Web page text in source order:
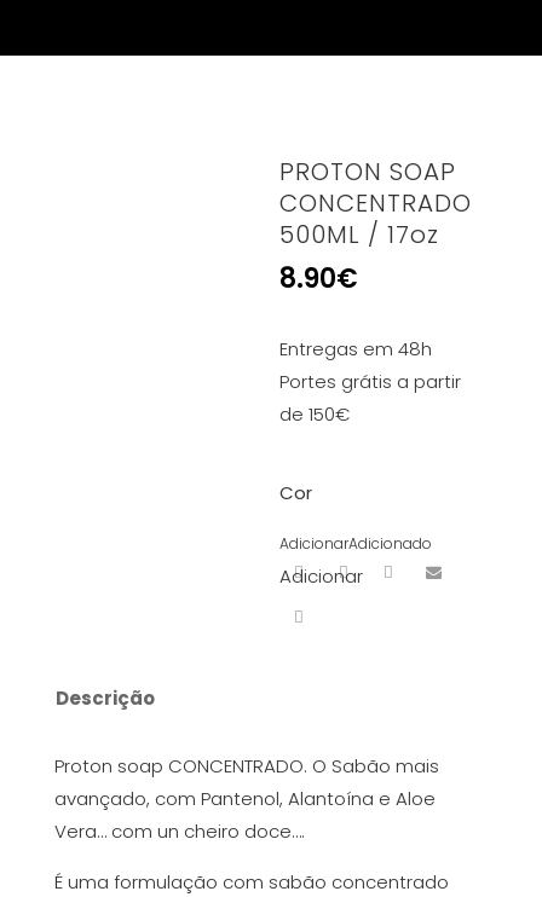
PROTON SOAP
CONCENTRADO
500ML / 17oz
8.90€
Entregas em 48h
Portes grátis a partir
de 150€
Cor
AdicionarAdicionado
Adicionar
Descrição
Proton soap CONCENTRADO. O Sabão mais
avançado, com Pantenol, Alantoína e Aloe
Vera… com un cheiro doce….
É uma formulação com sabão concentrado